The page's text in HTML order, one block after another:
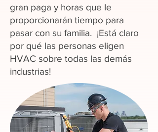
gran paga y horas que le
proporcionarán tiempo para
pasar con su familia. ¡Está claro
por qué las personas eligen
HVAC sobre todas las demás
industrias!